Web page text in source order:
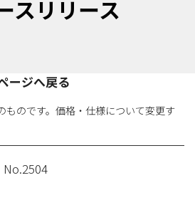
スリリース
ージへ戻る
ものです。価格・仕様について変更す
No.2504